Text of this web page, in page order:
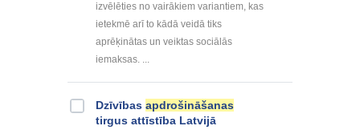
izvēlēties no vairākiem variantiem, kas
ietekmē arī to kādā veidā tiks
aprēķinātas un veiktas sociālās
iemaksas. ...
Dzīvības apdrošināšanas
tirgus attīstība Latvijā